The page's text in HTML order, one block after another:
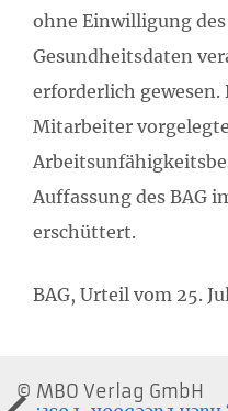
ohne Einwilligung
Gesundheitsdaten
erforderlich gewesen.
Mitarbeiter
Auffassung des BAG
erschüttert.
BAG, Urteil vom 25.
MBO Verlag GmbH